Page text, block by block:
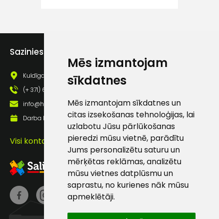
Mēs izmantojam
sīkdatnes
Mēs izmantojam sīkdatnes un
citas izsekošanas tehnoloģijas, lai
uzlabotu Jūsu pārlūkošanas
pieredzi mūsu vietnē, parādītu
Jums personalizētu saturu un
mērķētas reklāmas, analizētu
mūsu vietnes datplūsmu un
saprastu, no kurienes nāk mūsu
apmeklētāji.
Sazinies ar mums
Kuldīgas iela 69a, Saldus, Saldus nov., LV - 3801
(+ 371) 63 881 186
info@hards.lv
Darba laiks: Darbadienās: 8:00 - 17:00
Visi kontakti
(+371) 63 881
186
info@hards.lv